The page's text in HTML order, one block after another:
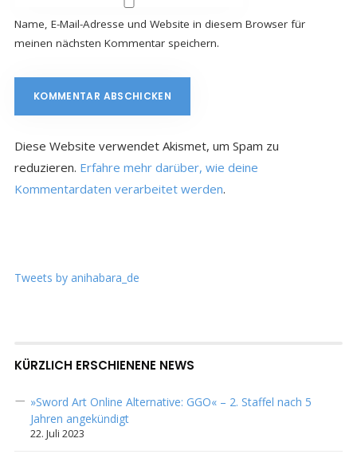
Name, E-Mail-Adresse und Website in diesem Browser für
meinen nächsten Kommentar speichern.
Diese Website verwendet Akismet, um Spam zu
reduzieren. Erfahre mehr darüber, wie deine
Kommentardaten verarbeitet werden.
Tweets by anihabara_de
KÜRZLICH ERSCHIENENE NEWS
»Sword Art Online Alternative: GGO« – 2. Staffel nach 5
Jahren angekündigt
22. Juli 2023